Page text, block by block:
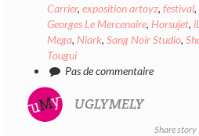
Carrier, exposition artoyz, festival,
Georges Le Mercenaire, Horsujet,
Mega, Niark, Sang Noir Studio,
Tougui
Pas de commentaire
UGLYMELY
Share story